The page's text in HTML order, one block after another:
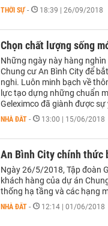
THỜI SỰ - 18:39 | 26/09/2018
Chọn chất lượng sống
Những ngày này hàng
Chung cư An Bình City để
nghi. Luôn minh bạch về
lực tạo dựng những chuẩn
Geleximco đã giành được
NHÀ ĐẤT - 13:00 | 15/06/2018
An Bình City chính thức
Ngày 26/5/2018, Tập đoàn
khách hàng của dự án
thống hạ tầng và các hạng
NHÀ ĐẤT - 12:14 | 01/06/2018